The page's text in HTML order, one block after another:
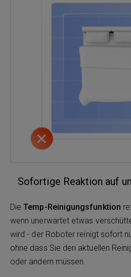
Sofortige Reaktion auf
DieTemp-Reinigungsfunktion
wenn unerwartet etwas
wird - der Roboter reinigt sofort
ohne dass Sie den aktuellen
oder ändern müssen.